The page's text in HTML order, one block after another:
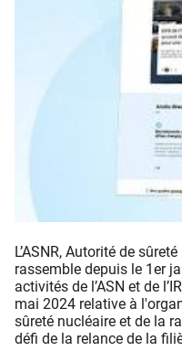
L’ASNR, Autorité de
rassemble depuis le 1er
activités de l’ASN et de
mai 2024 relative à
sûreté nucléaire et de la
défi de la relance de la